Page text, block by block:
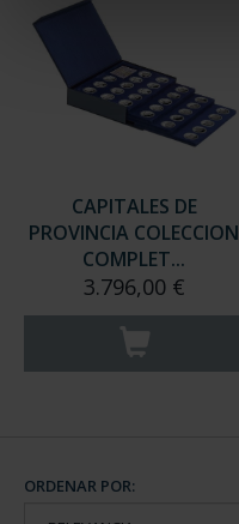
CAPITALES DE
PROVINCIA COLECCION
COMPLET...
3.796,00 €
ORDENAR POR: